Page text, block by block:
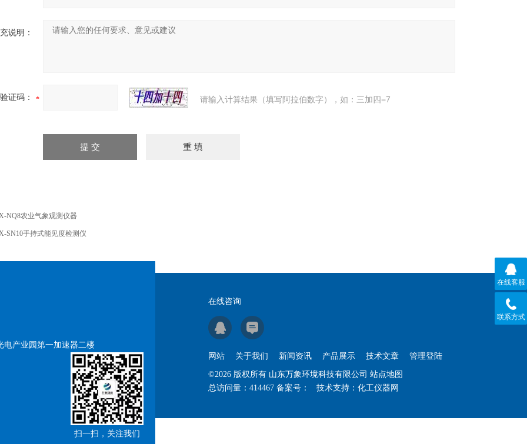
说明：
验证码： 请输入计算结果（填写阿拉伯数字），如：三加四=7
NQ8农业气象观测仪器
SN10手持式能见度检测仪
电产业园第一加速器二楼
扫一扫，关注我们
在线咨询
网站 关于我们 新闻资讯 产品展示 技术文章 管理登陆
©2026 版权所有 山东万象环境科技有限公司 站点地图
总访问量： 414467 备案号： 技术支持： 化工仪器网
在线客服
联系方式